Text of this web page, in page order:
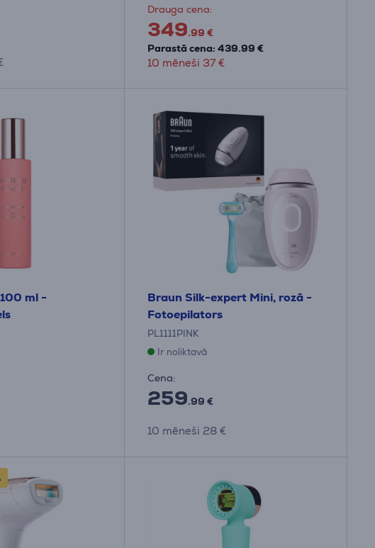
Drauga cena:
349.99 €
Parastā cena: 439.99 €
10 mēneši 37 €
ml -
Braun Silk-expert Mini, rozā -
Fotoepilators
PL1111PINK
Ir noliktavā
Cena:
259.99 €
10 mēneši 28 €